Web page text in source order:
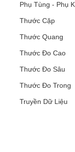
Phụ Tùng - Phụ
Thước Cặp
Thước Quang
Thước Đo Cao
Thước Đo Sâu
Thước Đo Trong
Truyền Dữ Liệu